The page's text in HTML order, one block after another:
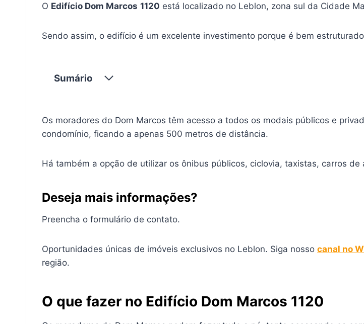
O Edifício Dom Marcos 1120 está localizado no Leblon, zona sul da Cidade
Sendo assim, o edifício é um excelente investimento porque é bem
Sumário
Os moradores do Dom Marcos têm acesso a todos os modais públicos e
condomínio, ficando a apenas 500 metros de distância.
Há também a opção de utilizar os ônibus públicos, ciclovia, taxistas, carros
Deseja mais informações?
Preencha o formulário de contato.
Oportunidades únicas de imóveis exclusivos no Leblon. Siga nosso canal no
região.
O que fazer no Edifício Dom Marcos 1120